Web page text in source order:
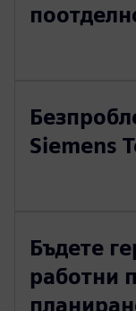
Siemens
Бъдете
работни